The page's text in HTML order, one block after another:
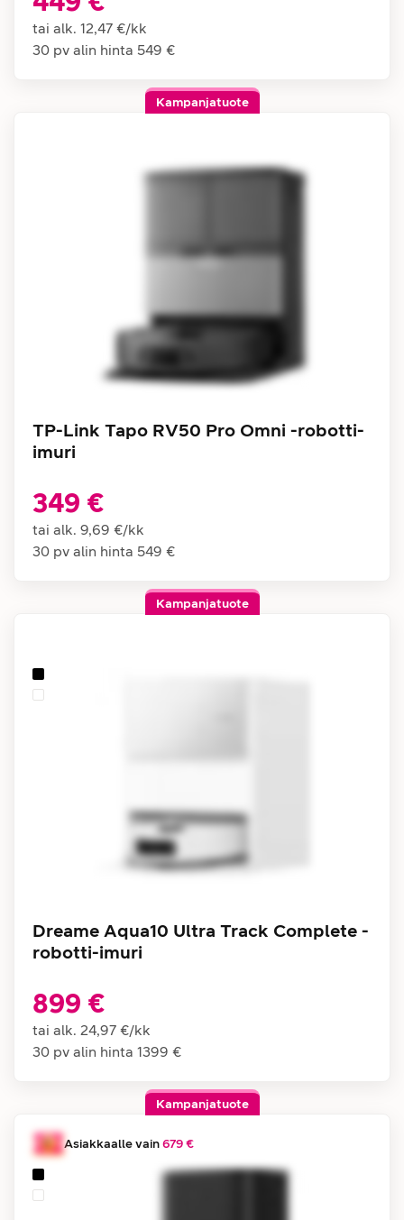
tai alk. 12,47 €/kk
30 pv alin hinta 549 €
Kampanjatuote
TP-Link Tapo RV50 Pro Omni -robotti-
imuri
349 €
tai alk. 9,69 €/kk
30 pv alin hinta 549 €
Kampanjatuote
Dreame Aqua10 Ultra Track Complete -
robotti-imuri
899 €
tai alk. 24,97 €/kk
30 pv alin hinta 1399 €
Kampanjatuote
Asiakkaalle vain679 €